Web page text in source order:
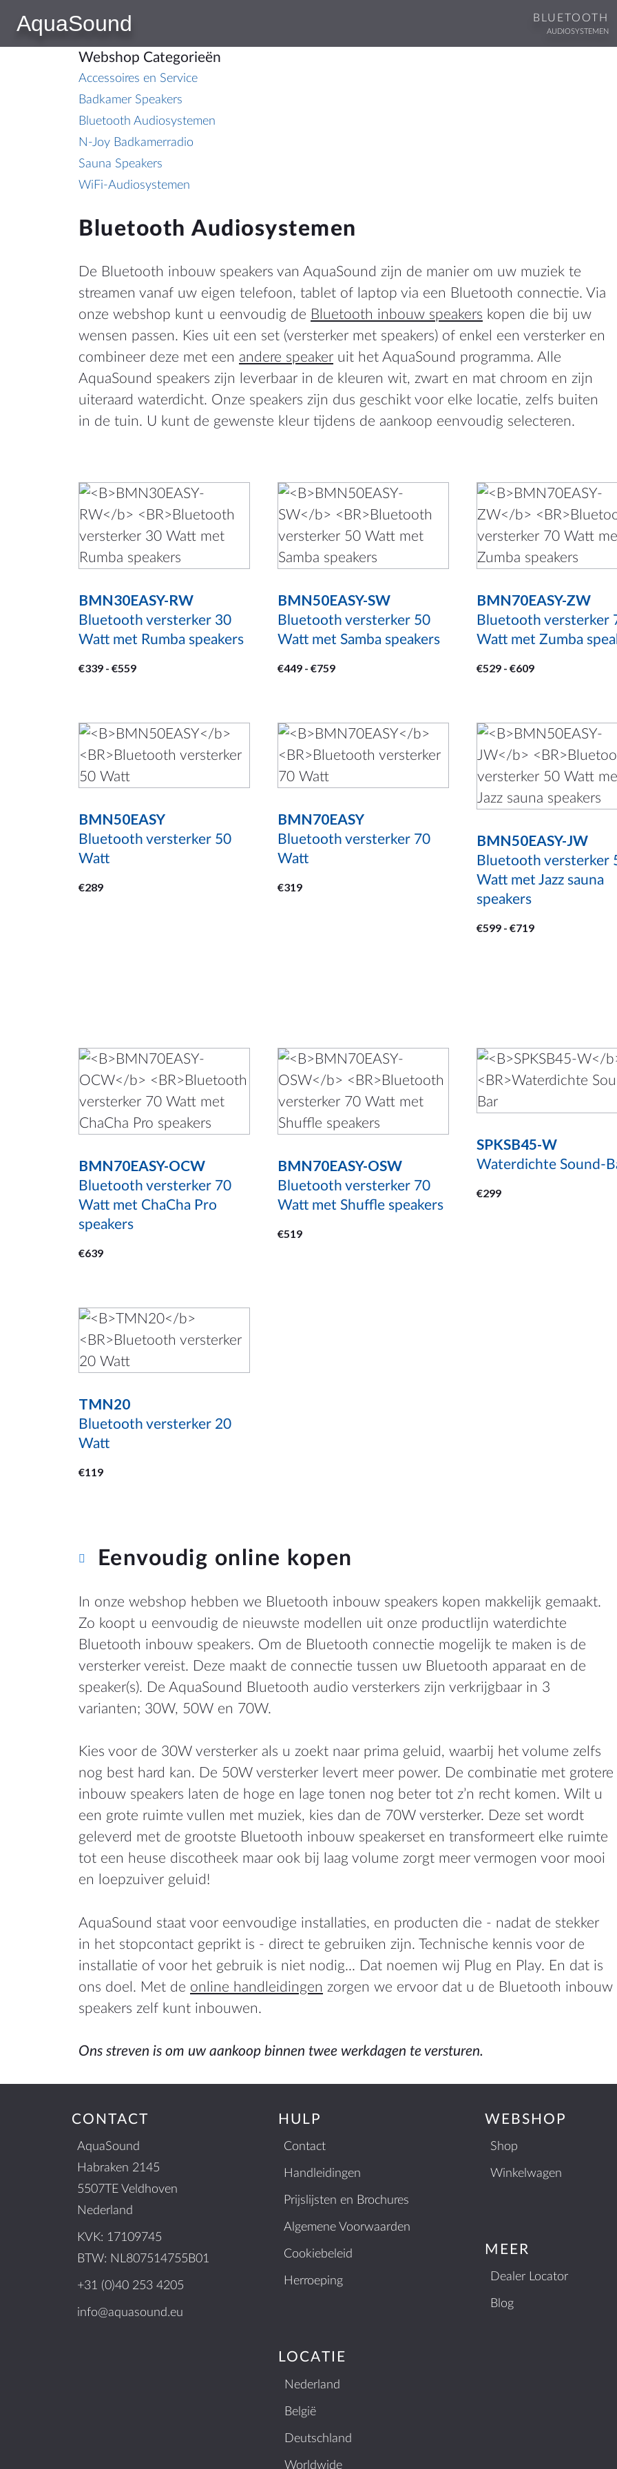
AquaSound BLUETOOTH
AUDIOSYSTEMEN
Webshop Categorieën
Accessoires en Service
Badkamer Speakers
Bluetooth Audiosystemen
N-Joy Badkamerradio
Sauna Speakers
WiFi-Audiosystemen
Bluetooth Audiosystemen
De Bluetooth inbouw speakers van AquaSound zijn de manier om uw muziek te
streamen vanaf uw eigen telefoon, tablet of laptop via een Bluetooth connectie. Via
onze webshop kunt u eenvoudig de Bluetooth inbouw speakers kopen die bij uw
wensen passen. Kies uit een set (versterker met speakers) of enkel een versterker en
combineer deze met een andere speaker uit het AquaSound programma. Alle
AquaSound speakers zijn leverbaar in de kleuren wit, zwart en mat chroom en zijn
uiteraard waterdicht. Onze speakers zijn dus geschikt voor elke locatie, zelfs buiten
in de tuin. U kunt de gewenste kleur tijdens de aankoop eenvoudig selecteren.
BMN30EASY-RW
Bluetooth versterker 30
Watt met Rumba speakers
€339 - €559Prijsklasse:
€559
Dit
product
heeft
meerdere
Deze
optie
kan
gekozen
de
productpagina
BMN50EASY-SW
Bluetooth versterker 50
Watt met Samba speakers
€449 - €759Prijsklasse:
€759
Dit
product
heeft
meerdere
Deze
optie
kan
gekozen
de
productpagina
BMN70EASY-ZW
Bluetooth versterker
Watt met Zumba
€529 - €609Prijsklasse:
€609
Dit
product
heeft
meerdere
Deze
optie
kan
gekozen
de
productpagina
BMN50EASY
Bluetooth versterker 50
Watt
€289
BMN70EASY
Bluetooth versterker 70
Watt
€319
BMN50EASY-JW
Bluetooth versterker
Watt met Jazz sauna
speakers
€599 - €719Prijsklasse:
Dit
product
heeft
meerdere
Deze
optie
kan
gekozen
worden
BMN70EASY-OCW
Bluetooth versterker 70
Watt met ChaCha Pro
speakers
€639
Dit
product
heeft
meerdere
Deze
optie
kan
gekozen
worden
productpagina
BMN70EASY-OSW
Bluetooth versterker 70
Watt met Shuffle speakers
€519
Dit
product
heeft
meerdere
Deze
optie
kan
gekozen
SPKSB45-W
Waterdichte Sound-
€299
TMN20
Bluetooth versterker 20
Watt
€119
Eenvoudig online kopen
In onze webshop hebben we Bluetooth inbouw speakers kopen makkelijk gemaakt.
Zo koopt u eenvoudig de nieuwste modellen uit onze productlijn waterdichte
Bluetooth inbouw speakers. Om de Bluetooth connectie mogelijk te maken is de
versterker vereist. Deze maakt de connectie tussen uw Bluetooth apparaat en de
speaker(s). De AquaSound Bluetooth audio versterkers zijn verkrijgbaar in 3
varianten; 30W, 50W en 70W.
Kies voor de 30W versterker als u zoekt naar prima geluid, waarbij het volume zelfs
nog best hard kan. De 50W versterker levert meer power. De combinatie met grotere
inbouw speakers laten de hoge en lage tonen nog beter tot z’n recht komen. Wilt u
een grote ruimte vullen met muziek, kies dan de 70W versterker. Deze set wordt
geleverd met de grootste Bluetooth inbouw speakerset en transformeert elke ruimte
tot een heuse discotheek maar ook bij laag volume zorgt meer vermogen voor mooi
en loepzuiver geluid!
AquaSound staat voor eenvoudige installaties, en producten die - nadat de stekker
in het stopcontact geprikt is - direct te gebruiken zijn. Technische kennis voor de
installatie of voor het gebruik is niet nodig... Dat noemen wij Plug en Play. En dat is
ons doel. Met de online handleidingen zorgen we ervoor dat u de Bluetooth inbouw
speakers zelf kunt inbouwen.
Ons streven is om uw aankoop binnen twee werkdagen te versturen.
CONTACT
AquaSound
Habraken 2145
5507TE Veldhoven
Nederland
KVK: 17109745
BTW: NL807514755B01
+31 (0)40 253 4205
info@aquasound.eu
HULP
Contact
Handleidingen
Prijslijsten en Brochures
Algemene Voorwaarden
Cookiebeleid
Herroeping
LOCATIE
Nederland
België
Deutschland
Worldwide
WEBSHOP
Shop
Winkelwagen
MEER
Dealer Locator
Blog
CONTACT
AquaSound
Habraken 2145
5507TE Veldhoven
Nederland
info@aquasound.eu
LOCATIE
Nederland
België
Deutschland
Worldwide
France
WEBSHOP